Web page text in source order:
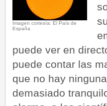
Imagen cortesía: El País de
España
puede ver en
puede contar las
que no hay
demasiado